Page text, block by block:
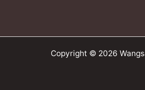
Copyright © 2026